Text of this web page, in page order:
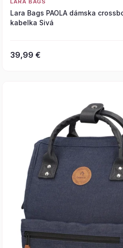
LARA BAGS
Lara Bags PAOLA dámska
kabelka Sivá
39,99 €